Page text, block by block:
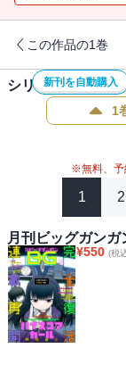
イン株式会社／「
／イマジカインフ
ャラクター原案：し
ロ 作画：戸流ケイ
クリエイティブ刊)
昇／「ゴブリンス
ティブ刊） 作画：
ーパーの裏でヤニ
ター原案：森倉円／
ましては屋上で」遊
郎次／「学園潜水
刻夜セイゴ／「シ
十嵐あぐり／「怜-
モーション」煉ごも
者。」原作：松浦
この作品の1巻
新刊を自動購入
シリーズ作品(121
1
※無料、予
1 2
月刊ビッグガン
¥550 (税